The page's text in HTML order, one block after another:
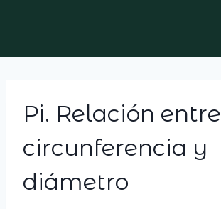
Pi. Relación entre
circunferencia y
diámetro